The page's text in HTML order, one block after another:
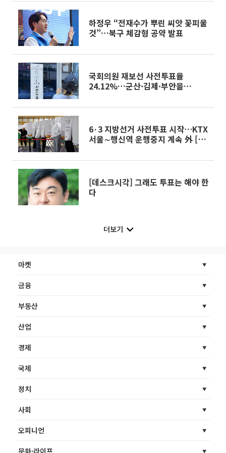
하정우 “전재수가 뿌린 씨앗 꽃피울
것”…북구 체감형 공약 발표
국회의원 재보선 사전투표율
24.12%…군산·김제·부안을
6·3 지방선거 사전투표 시작⋯KTX
서울∼행신역 운행중지 계속 外 [오
[데스크시각] 그래도 투표는 해야 한
다
더보기
마켓
금융
부동산
산업
경제
국제
정치
사회
오피니언
문화·라이프